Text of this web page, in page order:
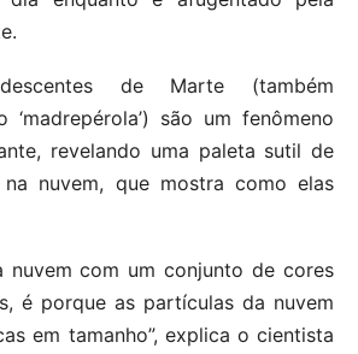
de Marte (também
‘madrepérola’) são um fenômeno
revelando uma paleta sutil de
nuvem, que mostra como elas
nuvem com um conjunto de cores
é porque as partículas da nuvem
em tamanho”, explica o cientista